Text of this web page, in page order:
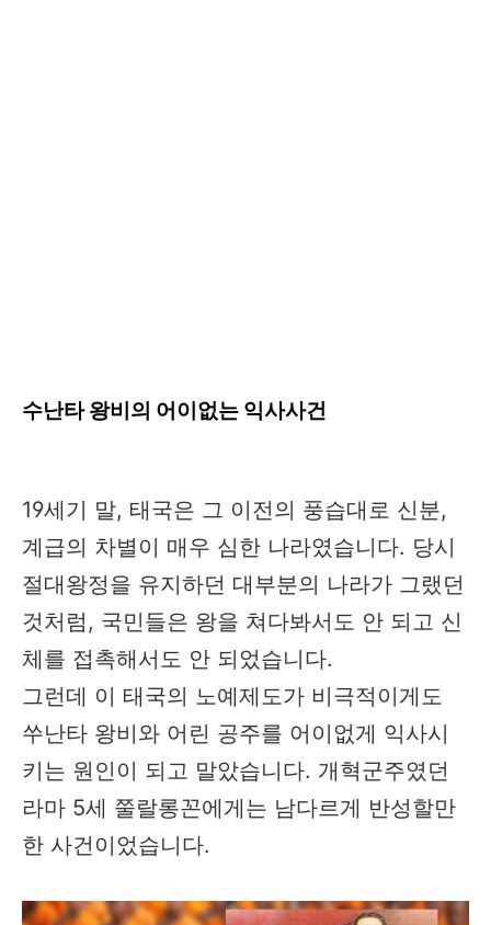
수난타 왕비의 어이없는 익사사건
19세기 말, 태국은 그 이전의 풍습대로 신분,
계급의 차별이 매우 심한 나라였습니다. 당시
절대왕정을 유지하던 대부분의 나라가 그랬던
것처럼, 국민들은 왕을 쳐다봐서도 안 되고 신
체를 접촉해서도 안 되었습니다.
그런데 이 태국의 노예제도가 비극적이게도
쑤난타 왕비와 어린 공주를 어이없게 익사시
키는 원인이 되고 말았습니다. 개혁군주였던
라마 5세 쭐랄롱꼰에게는 남다르게 반성할만
한 사건이었습니다.